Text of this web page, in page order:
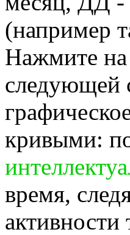
(например
Нажмите на
следующей
кривыми:
время,